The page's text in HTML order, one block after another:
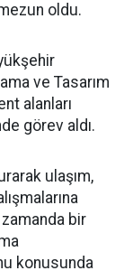
oldu.
ve Tasarım
alanları
görev aldı.
ulaşım,
zamanda bir
konusunda